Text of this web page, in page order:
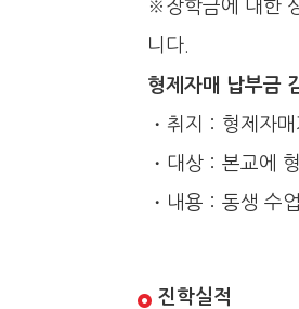
※장학금에 대한
니다.
형제자매 납부금
・취지：형제자
・대상：본교에
・내용：동생 수
진학실적